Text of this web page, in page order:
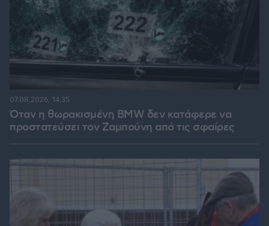
Όταν η θωρακισμένη BMW δεν κατάφερε να
προστατεύσει τον Ζαμπούνη από τις σφαίρες
07.08.2026, 14:35